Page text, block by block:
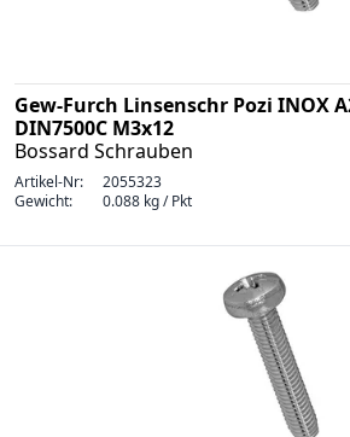
Gew-Furch Linsenschr Pozi INOX
DIN7500C M3x12
Bossard Schrauben
Artikel-Nr:
2055323
Gewicht:
0.088 kg / Pkt